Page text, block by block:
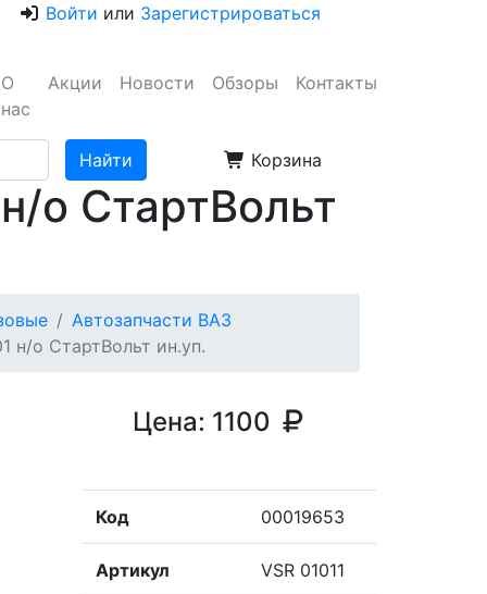
Войти или Зарегистрироваться
О
нас
Акции Новости Обзоры Контакты
Корзина
о СтартВольт
Автозапчасти ВАЗ
н/о СтартВольт ин.уп.
Цена: 1100
Код 00019653
Артикул VSR 01011